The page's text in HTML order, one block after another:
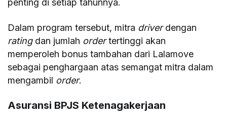
penting di setiap tahunnya.
Dalam program tersebut, mitra driverdengan
rating dan jumlah ordertertinggi akan
memperoleh bonus tambahan dari Lalamove
sebagai penghargaan atas semangat mitra dalam
mengambil order.
Asuransi BPJS Ketenagakerjaan